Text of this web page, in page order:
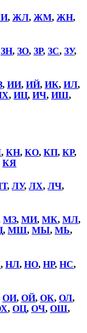
, ЖЛ, ЖМ, ЖН,
ЗН, ЗО, ЗР, ЗС, ЗУ,
, ИИ, ИЙ, ИК, ИЛ,
, ИЦ, ИЧ, ИШ,
, КН, КО, КП, КР,
КЯ
, ЛУ, ЛХ, ЛЧ,
МЗ, МИ, МК, МЛ,
, МШ, МЫ, МЬ,
, НЛ, НО, НР, НС,
ОИ, ОЙ, ОК, ОЛ,
, ОЦ, ОЧ, ОШ,